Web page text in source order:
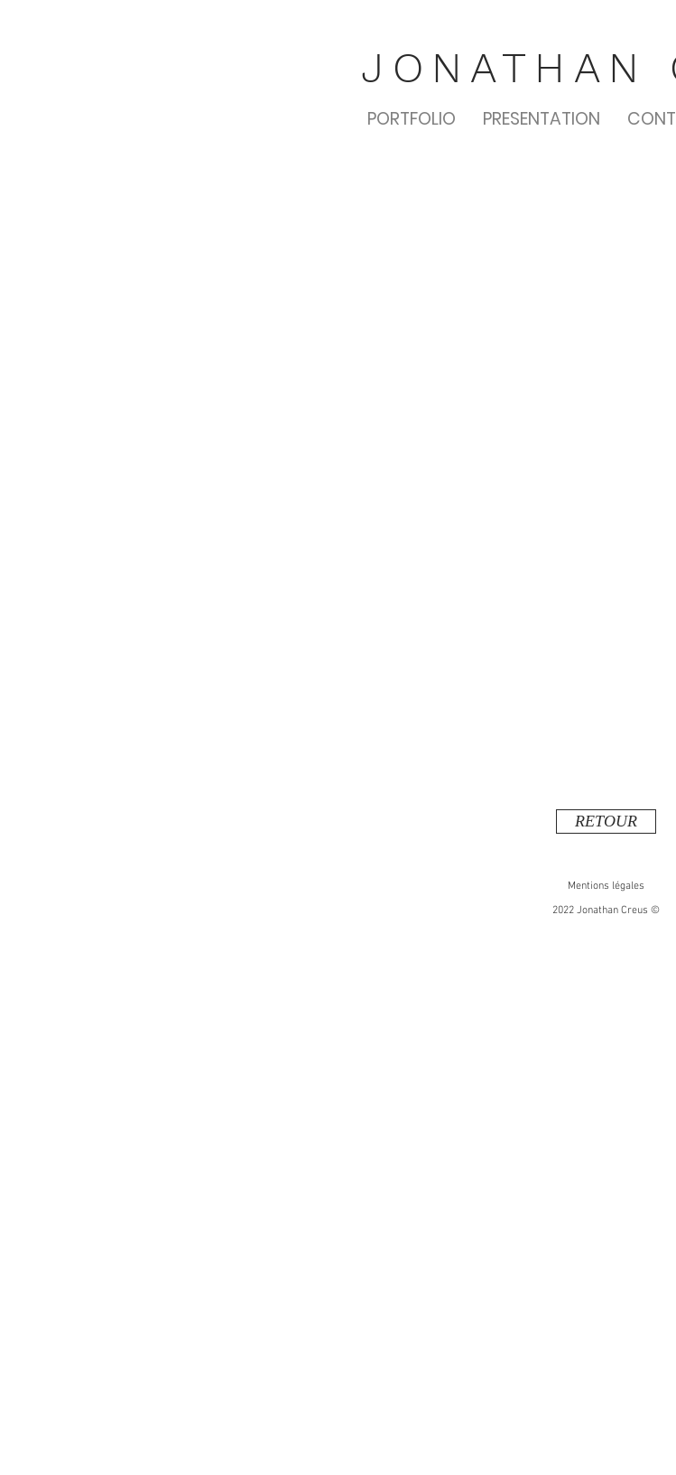
JONATHAN
PORTFOLIO PRESENTATION
RETOUR
Mentions légales
2022 Jonathan Creus ©